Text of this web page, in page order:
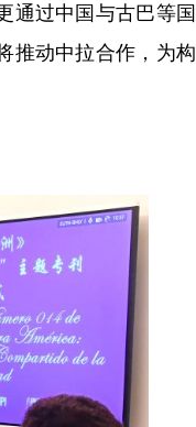
过中国与古巴等国
推动中拉合作，为构